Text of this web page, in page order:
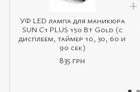
УФ LED лампа для маникюра
SUN C1 PLUS 150 Вт Gold (с
дисплеем, таймер 10, 30, 60 и
90 сек)
835 грн